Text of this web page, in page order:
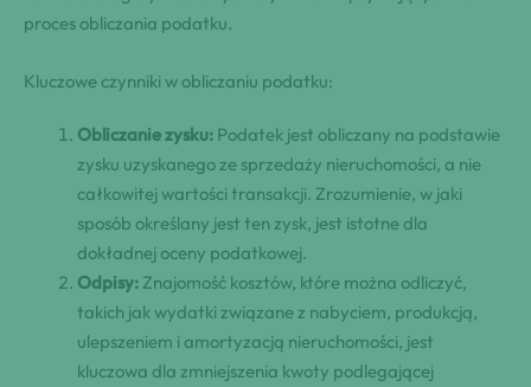
proces obliczania podatku.
Kluczowe czynniki w obliczaniu podatku:
Obliczanie zysku: Podatek jest obliczany na podstawie
zysku uzyskanego ze sprzedaży nieruchomości, a nie
całkowitej wartości transakcji. Zrozumienie, w jaki
sposób określany jest ten zysk, jest istotne dla
dokładnej oceny podatkowej.
Odpisy: Znajomość kosztów, które można odliczyć,
takich jak wydatki związane z nabyciem, produkcją,
ulepszeniem i amortyzacją nieruchomości, jest
kluczowa dla zmniejszenia kwoty podlegającej